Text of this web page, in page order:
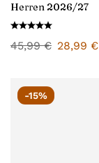
Herren 2026/27
45,99€ 28,99 €
-15%